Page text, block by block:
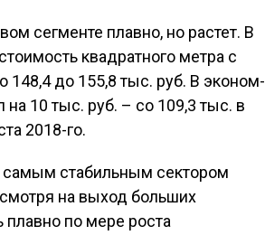
сегменте плавно, но растет. В
квадратного метра с
148,4 до 155,8 тыс. руб. В эконом-
10 тыс. руб. – со 109,3 тыс. в
2018-го.
самым стабильным сектором
на выход больших
по мере роста